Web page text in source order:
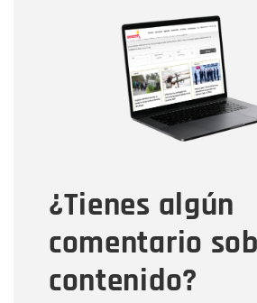
¿Tienes algún
comentario
contenido?
Correo electrónico
Tipo de comentario
Mensaje